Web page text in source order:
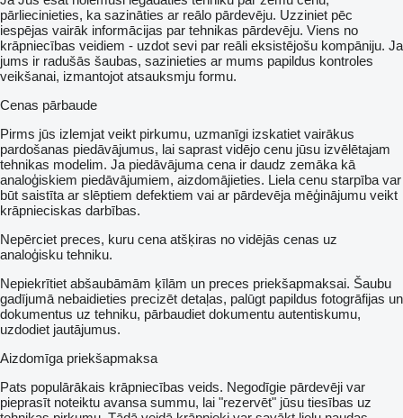
pārliecinieties, ka sazināties ar reālo pārdevēju. Uzziniet pēc
iespējas vairāk informācijas par tehnikas pārdevēju. Viens no
krāpniecības veidiem - uzdot sevi par reāli eksistējošu kompāniju. Ja
jums ir radušās šaubas, sazinieties ar mums papildus kontroles
veikšanai, izmantojot atsauksmju formu.
Cenas pārbaude
Pirms jūs izlemjat veikt pirkumu, uzmanīgi izskatiet vairākus
pardošanas piedāvājumus, lai saprast vidējo cenu jūsu izvēlētajam
tehnikas modelim. Ja piedāvājuma cena ir daudz zemāka kā
analoģiskiem piedāvājumiem, aizdomājieties. Liela cenu starpība var
būt saistīta ar slēptiem defektiem vai ar pārdevēja mēģinājumu veikt
krāpnieciskas darbības.
Nepērciet preces, kuru cena atšķiras no vidējās cenas uz
analoģisku tehniku.
Nepiekrītiet abšaubāmām ķīlām un preces priekšapmaksai. Šaubu
gadījumā nebaidieties precizēt detaļas, palūgt papildus fotogrāfijas un
dokumentus uz tehniku, pārbaudiet dokumentu autentiskumu,
uzdodiet jautājumus.
Aizdomīga priekšapmaksa
Pats populārākais krāpniecības veids. Negodīgie pārdevēji var
pieprasīt noteiktu avansa summu, lai "rezervēt" jūsu tiesības uz